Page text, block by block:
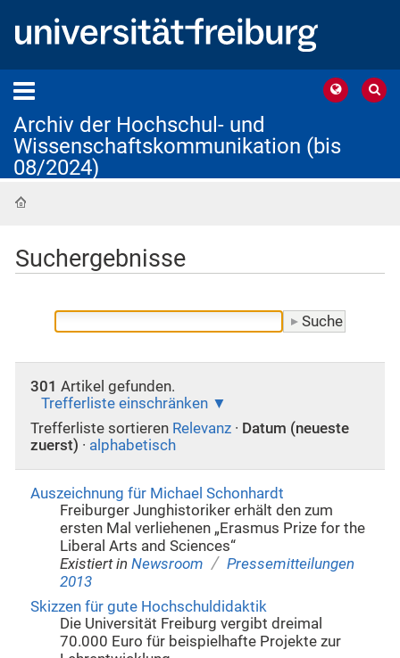
Archiv der Hochschul- und
Wissenschaftskommunikation (bis
08/2024)
Suchergebnisse
301 Artikel gefunden.
Trefferliste einschränken
Trefferliste sortieren Relevanz · Datum (neueste
zuerst) · alphabetisch
Auszeichnung für Michael Schonhardt
Freiburger Junghistoriker erhält den zum
ersten Mal verliehenen „Erasmus Prize for the
Liberal Arts and Sciences“
Existiert in Newsroom / Pressemitteilungen
2013
Skizzen für gute Hochschuldidaktik
Die Universität Freiburg vergibt dreimal
70.000 Euro für beispielhafte Projekte zur